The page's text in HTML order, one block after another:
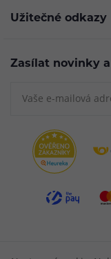
Užitečné odkazy
Zasílat novinky